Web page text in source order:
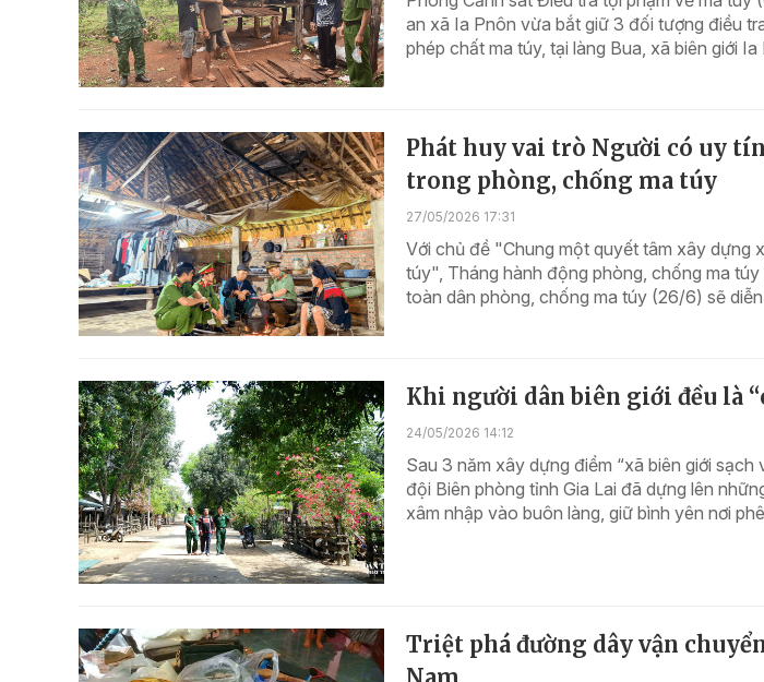
an xã Ia Pnôn vừa bắt giữ 3 đối tượng điều
phép chất ma túy, tại làng Bua, xã biên giới Ia
Phát huy vai trò Người có uy
trong phòng, chống ma túy
27/05/2026 17:31
Với chủ đề "Chung một quyết tâm xây dựng
túy", Tháng hành động phòng, chống ma
toàn dân phòng, chống ma túy (26/6) sẽ
Khi người dân biên giới đều là
24/05/2026 14:12
Sau 3 năm xây dựng điểm “xã biên giới
đội Biên phòng tỉnh Gia Lai đã dựng lên
xâm nhập vào buôn làng, giữ bình yên nơi
Triệt phá đường dây vận